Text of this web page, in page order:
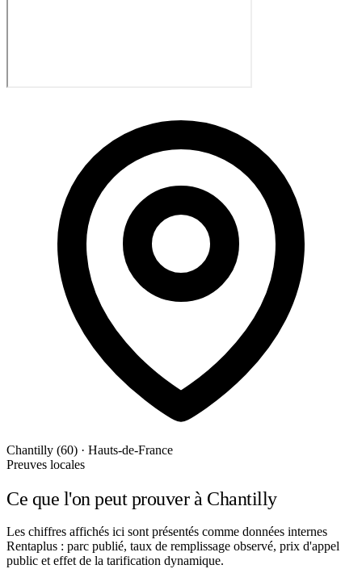
Chantilly (60) · Hauts-de-France
Preuves locales
Ce que l'on peut prouver à Chantilly
Les chiffres affichés ici sont présentés comme données internes
Rentaplus : parc publié, taux de remplissage observé, prix d'appel
public et effet de la tarification dynamique.